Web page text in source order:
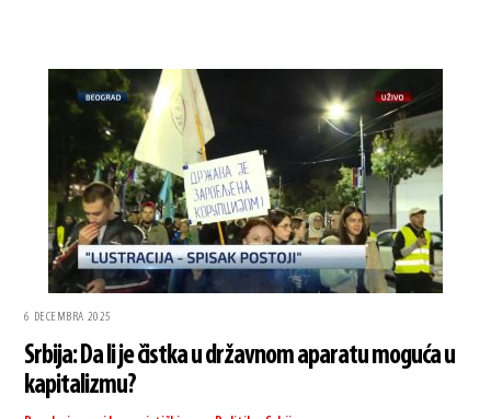
6 DECEMBRA 2025
Srbija: Da li je čistka u državnom aparatu moguća u
kapitalizmu?